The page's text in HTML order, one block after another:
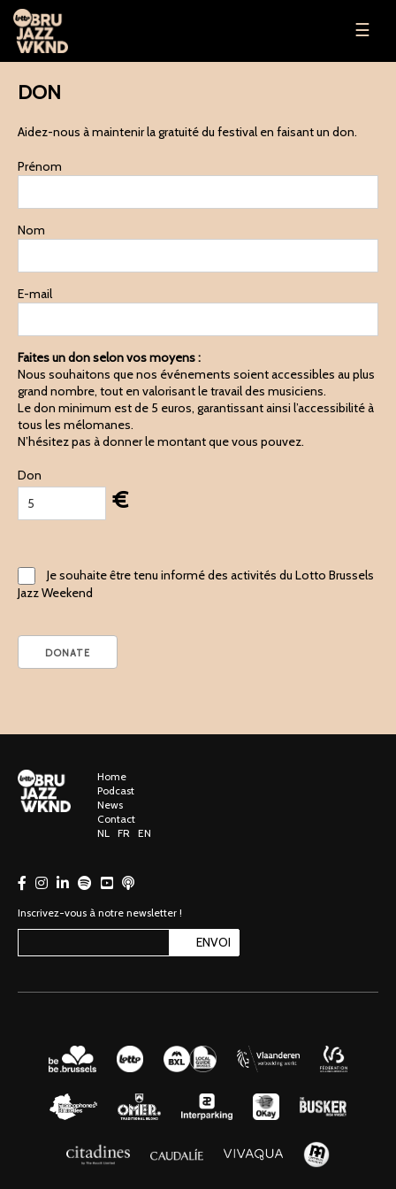
☰
DON
Aidez-nous à maintenir la gratuité du festival en faisant un don.
Prénom
Nom
E-mail
Faites un don selon vos moyens :
Nous souhaitons que nos événements soient accessibles au plus
grand nombre, tout en valorisant le travail des musiciens.
Le don minimum est de 5 euros, garantissant ainsi l’accessibilité à
tous les mélomanes.
N’hésitez pas à donner le montant que vous pouvez.
Don
€
Je souhaite être tenu informé des activités du Lotto Brussels
Jazz Weekend
Home
Podcast
News
Contact
NL FR EN
Inscrivez-vous à notre newsletter !
ENVOI